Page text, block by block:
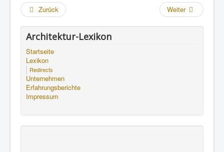
Zurück Weiter
Architektur-Lexikon
Startseite
Lexikon
Redirects
Unternehmen
Erfahrungsberichte
Impressum